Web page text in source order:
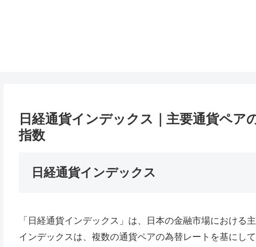
日経通貨インデックス｜主要通貨ペア
指数
日経通貨インデックス
「日経通貨インデックス」は、日本の金融市場における
インデックスは、複数の通貨ペアの為替レートを基にし